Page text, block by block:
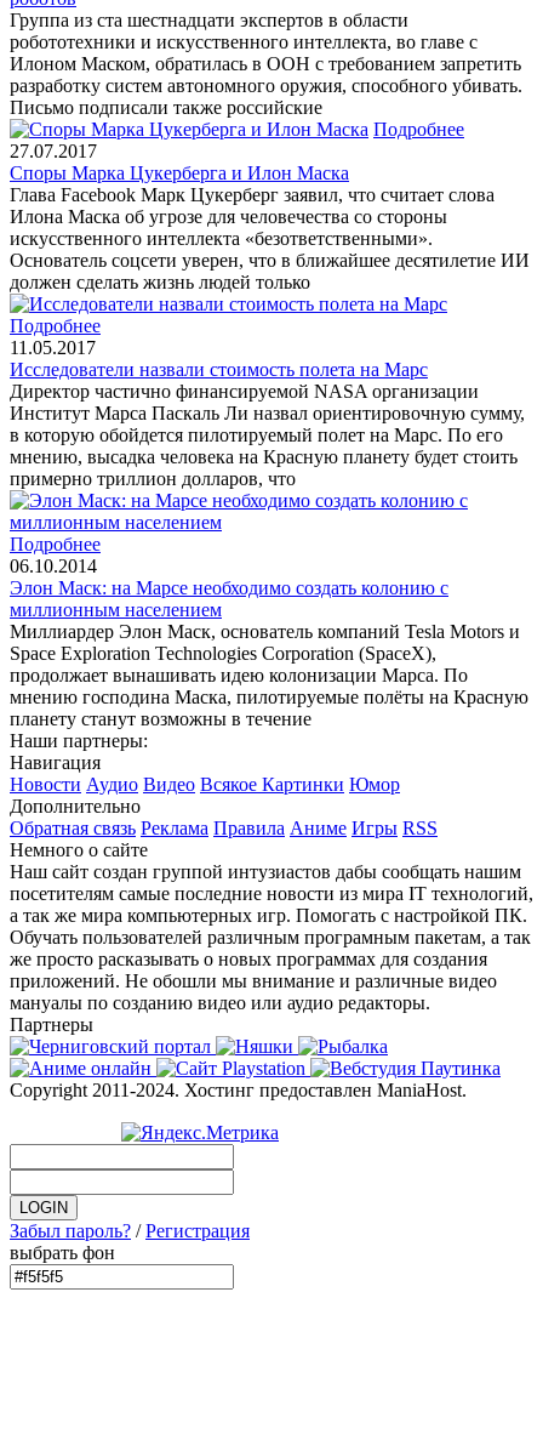
Группа из ста шестнадцати экспертов в области
робототехники и искусственного интеллекта, во главе с
Илоном Маском, обратилась в ООН с требованием запретить
разработку систем автономного оружия, способного убивать.
Письмо подписали также российские
Подробнее
27.07.2017
Споры Марка Цукерберга и Илон Маска
Глава Facebook Марк Цукерберг заявил, что считает слова
Илона Маска об угрозе для человечества со стороны
искусственного интеллекта «безответственными».
Основатель соцсети уверен, что в ближайшее десятилетие ИИ
должен сделать жизнь людей только
Подробнее
11.05.2017
Исследователи назвали стоимость полета на Марс
Директор частично финансируемой NASA организации
Институт Марса Паскаль Ли назвал ориентировочную сумму,
в которую обойдется пилотируемый полет на Марс. По его
мнению, высадка человека на Красную планету будет стоить
примерно триллион долларов, что
Подробнее
06.10.2014
Элон Маск: на Марсе необходимо создать колонию с
миллионным населением
Миллиардер Элон Маск, основатель компаний Tesla Motors и
Space Exploration Technologies Corporation (SpaceX),
продолжает вынашивать идею колонизации Марса. По
мнению господина Маска, пилотируемые полёты на Красную
планету станут возможны в течение
Наши партнеры:
Навигация
Новости Аудио Видео Всякое Картинки Юмор
Дополнительно
Обратная связь Реклама Правила Аниме Игры RSS
Немного о сайте
Наш сайт создан группой интузиастов дабы сообщать нашим
посетителям самые последние новости из мира IT технологий,
а так же мира компьютерных игр. Помогать с настройкой ПК.
Обучать пользователей различным програмным пакетам, а так
же просто расказывать о новых программах для создания
приложений. Не обошли мы внимание и различные видео
мануалы по созданию видео или аудио редакторы.
Партнеры
Copyright 2011-2024. Хостинг предоставлен ManiaHost.
Забыл пароль? /Регистрация
выбрать фон